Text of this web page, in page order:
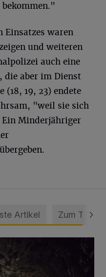
Einsatzes waren
und weiteren
auch eine
die aber im Dienst
(18, 19, 23) endete
"weil sie sich
Minderjähriger
Artikel Zum Thema